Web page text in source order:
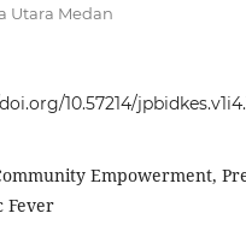
Utara Medan
10.57214/
Empowerment,
Fever